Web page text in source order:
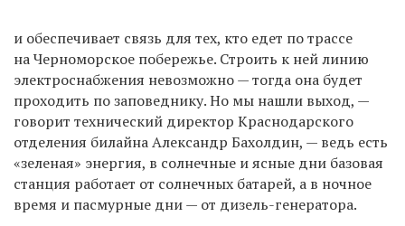
и обеспечивает связь для тех, кто едет по трассе
на Черноморское побережье. Строить к ней линию
электроснабжения невозможно — тогда она будет
проходить по заповеднику. Но мы нашли выход, —
говорит технический директор Краснодарского
отделения билайна Александр Бахолдин, — ведь есть
«зеленая» энергия, в солнечные и ясные дни базовая
станция работает от солнечных батарей, а в ночное
время и пасмурные дни — от дизель-генератора.